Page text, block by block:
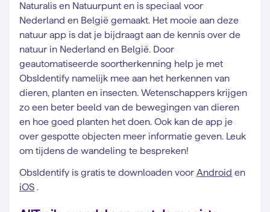
Naturalis en Natuurpunt en is speciaal voor
Nederland en België gemaakt. Het mooie aan deze
natuur app is dat je bijdraagt aan de kennis over de
natuur in Nederland en België. Door
geautomatiseerde soortherkenning help je met
ObsIdentify namelijk mee aan het herkennen van
dieren, planten en insecten. Wetenschappers krijgen
zo een beter beeld van de bewegingen van dieren
en hoe goed planten het doen. Ook kan de app je
over gespotte objecten meer informatie geven. Leuk
om tijdens de wandeling te bespreken!
ObsIdentify is gratis te downloaden voor Android en
iOS .